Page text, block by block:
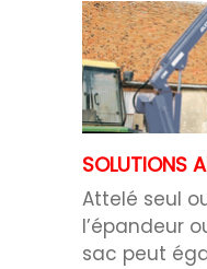
SOLUTIONS
Attelé seul
l’épandeur
sac peut